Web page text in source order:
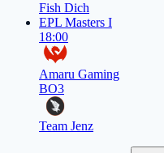
Fish Dich
EPL Masters I
18:00
Amaru Gaming
BO3
Team Jenz